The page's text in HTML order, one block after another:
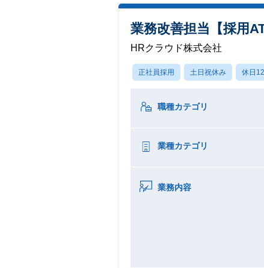
業務改善担当【採用
HRクラウド株式会社
正社員採用 土日祝休み 休日
職種カテゴリ
業種カテゴリ
業務内容